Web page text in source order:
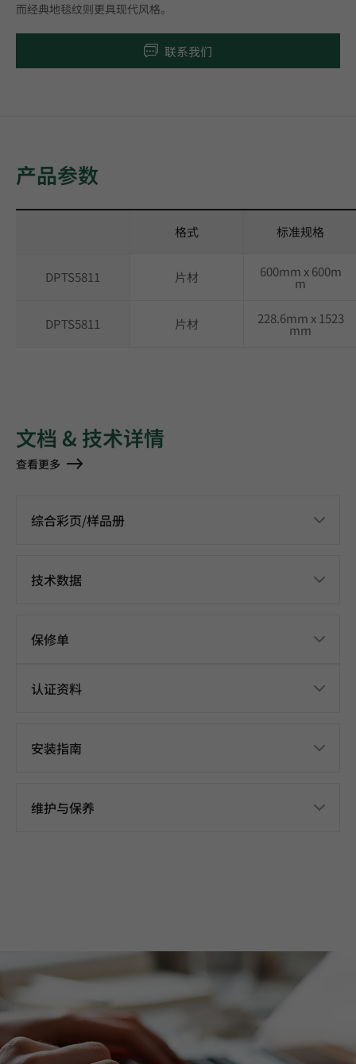
而经典地毯纹则更具现代风格。
联系我们
产品参数
格式 标准规格
DPTS5811 片材 600mm x 600m
m
DPTS5811 片材 228.6mm x 1523
mm
文档 & 技术详情
查看更多
综合彩页/样品册
技术数据
保修单
认证资料
安装指南
维护与保养